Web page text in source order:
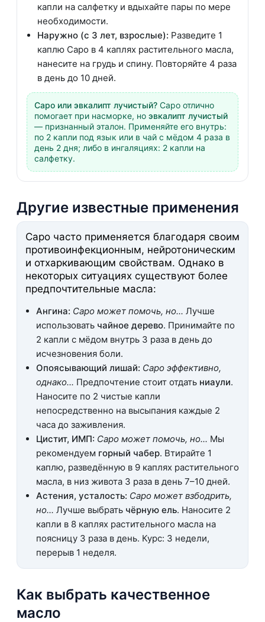
капли на салфетку и вдыхайте пары по мере
необходимости.
Наружно (с 3 лет, взрослые): Разведите 1
каплю Саро в 4 каплях растительного масла,
нанесите на грудь и спину. Повторяйте 4 раза
в день до 10 дней.
Саро или эвкалипт лучистый? Саро отлично
помогает при насморке, но эвкалипт лучистый
— признанный эталон. Применяйте его внутрь:
по 2 капли под язык или в чай с мёдом 4 раза в
день 2 дня; либо в ингаляциях: 2 капли на
салфетку.
Другие известные применения
Саро часто применяется благодаря своим
противоинфекционным, нейротоническим
и отхаркивающим свойствам. Однако в
некоторых ситуациях существуют более
предпочтительные масла:
Ангина: Саро может помочь, но... Лучше
использовать чайное дерево. Принимайте по
2 капли с мёдом внутрь 3 раза в день до
исчезновения боли.
Опоясывающий лишай: Саро эффективно,
однако... Предпочтение стоит отдать ниаули.
Наносите по 2 чистые капли
непосредственно на высыпания каждые 2
часа до заживления.
Цистит, ИМП: Саро может помочь, но... Мы
рекомендуем горный чабер. Втирайте 1
каплю, разведённую в 9 каплях растительного
масла, в низ живота 3 раза в день 7–10 дней.
Астения, усталость: Саро может взбодрить,
но... Лучше выбрать чёрную ель. Наносите 2
капли в 8 каплях растительного масла на
поясницу 3 раза в день. Курс: 3 недели,
перерыв 1 неделя.
Как выбрать качественное
масло